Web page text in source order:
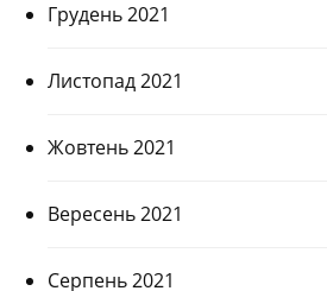
Грудень 2021
Листопад 2021
Жовтень 2021
Вересень 2021
Серпень 2021